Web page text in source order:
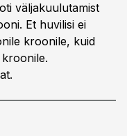
väljakuulutamist
Et huvilisi ei
kroonile, kuid